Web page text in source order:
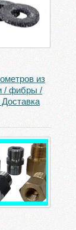
из
/ фибры /